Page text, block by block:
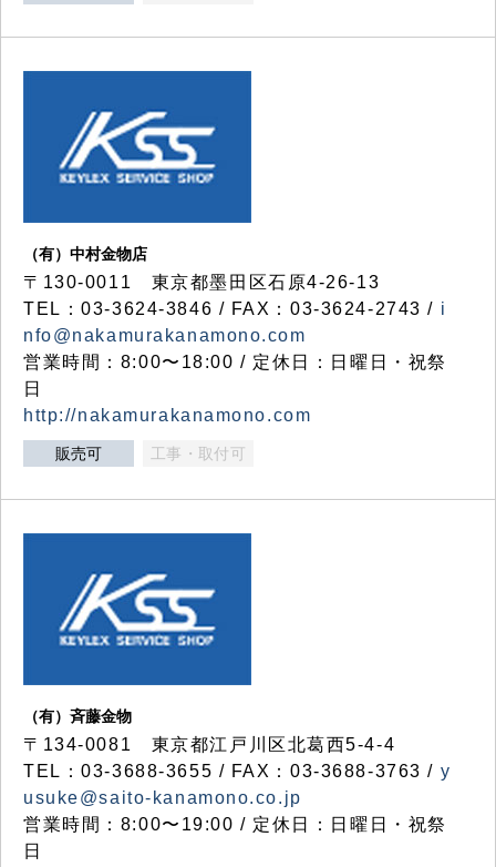
（有）中村金物店
〒130-0011 東京都墨田区石原4-26-13
TEL：03-3624-3846 / FAX：03-3624-2743 / i
nfo@nakamurakanamono.com
営業時間：8:00〜18:00 / 定休日：日曜日・祝祭
日
http://nakamurakanamono.com
販売可 工事・取付可
（有）斉藤金物
〒134-0081 東京都江戸川区北葛西5-4-4
TEL：03-3688-3655 / FAX：03-3688-3763 / y
usuke@saito-kanamono.co.jp
営業時間：8:00〜19:00 / 定休日：日曜日・祝祭
日